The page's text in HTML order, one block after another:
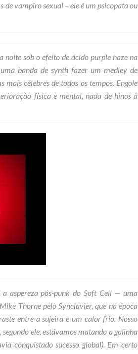
de vampiro sexual – ele é um psicopata ou
sob o efeito de ácido purple haze na
banda de synth fazer um medley de
célebres de todos os tempos. Engole
física e mental, nada de hinos à
aspereza pós-punk do Soft Cell — uma
Thorne pelo Synclavier, que na época
entre a sujeira e um calor frio. Nosso
ele, estávamos matando a galinha
conquistado sucesso global). Em certo